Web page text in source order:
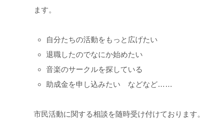
ます。
自分たちの活動をもっと広げたい
退職したのでなにか始めたい
音楽のサークルを探している
助成金を申し込みたい などなど……
市民活動に関する相談を随時受け付けております。